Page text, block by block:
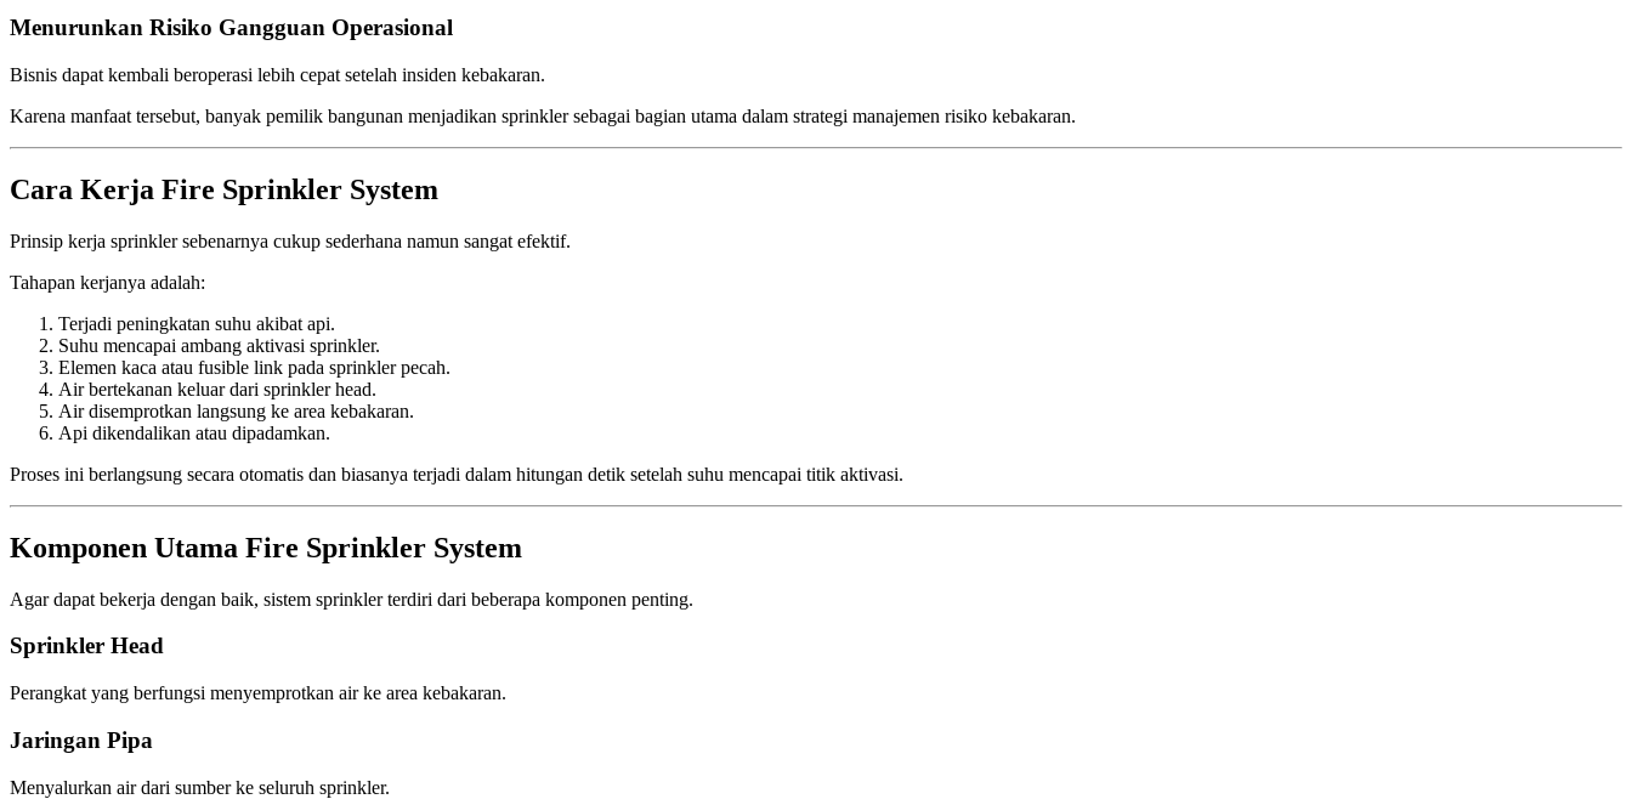
Menurunkan Risiko Gangguan Operasional
Bisnis dapat kembali beroperasi lebih cepat setelah insiden kebakaran.
Karena manfaat tersebut, banyak pemilik bangunan menjadikan sprinkler sebagai bagian utama dalam strategi manajemen risiko kebakaran.
Cara Kerja Fire Sprinkler System
Prinsip kerja sprinkler sebenarnya cukup sederhana namun sangat efektif.
Tahapan kerjanya adalah:
Terjadi peningkatan suhu akibat api.
Suhu mencapai ambang aktivasi sprinkler.
Elemen kaca atau fusible link pada sprinkler pecah.
Air bertekanan keluar dari sprinkler head.
Air disemprotkan langsung ke area kebakaran.
Api dikendalikan atau dipadamkan.
Proses ini berlangsung secara otomatis dan biasanya terjadi dalam hitungan detik setelah suhu mencapai titik aktivasi.
Komponen Utama Fire Sprinkler System
Agar dapat bekerja dengan baik, sistem sprinkler terdiri dari beberapa komponen penting.
Sprinkler Head
Perangkat yang berfungsi menyemprotkan air ke area kebakaran.
Jaringan Pipa
Menyalurkan air dari sumber ke seluruh sprinkler.